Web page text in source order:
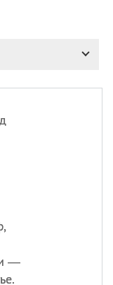
—
Day)
именины